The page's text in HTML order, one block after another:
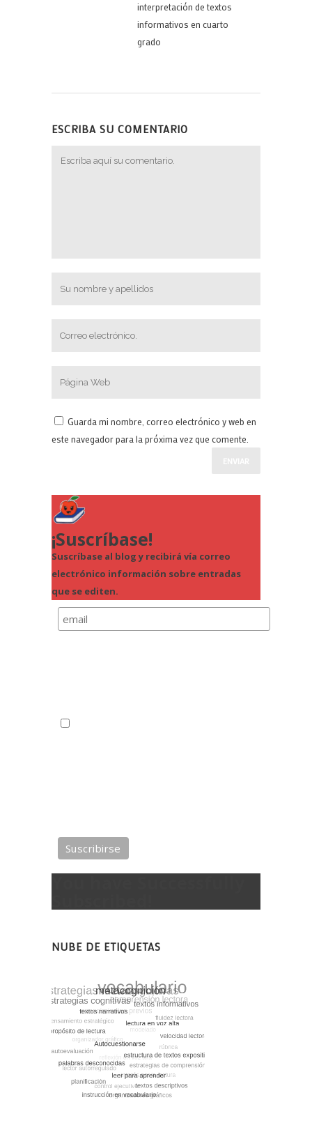
interpretación de textos
informativos en cuarto
grado
ESCRIBA SU COMENTARIO
Guarda mi nombre, correo electrónico y web en
este navegador para la próxima vez que comente.
¡Suscríbase!
Suscríbase al blog y recibirá vía correo
electrónico información sobre entradas
que se editen.
NUBE DE ETIQUETAS